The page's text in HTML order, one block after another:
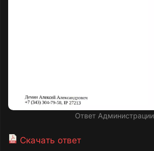
Ответ Администрации
Скачать ответ